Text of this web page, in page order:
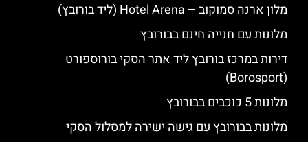
מלון ארנה סמוקוב – Hotel Arena (ליד בורובץ)
מלונות עם חנייה חינם בבורובץ
דירות במרכז בורובץ ליד אתר הסקי בורוספורט
(Borosport)
מלונות 5 כוכבים בבורובץ
מלונות בבורובץ עם גישה ישירה למסלול הסקי